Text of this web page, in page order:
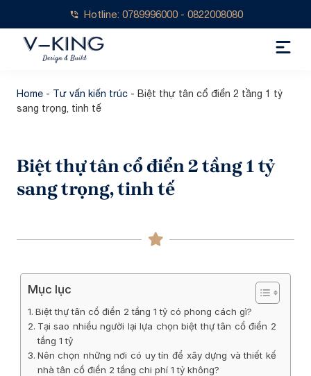
Hotline: 0789996000 - 0822008080
Home - Tư vấn kiến trúc - Biệt thự tân cổ điển 2 tầng 1 tỷ
sang trọng, tinh tế
Biệt thự tân cổ điển 2 tầng 1 tỷ
sang trọng, tinh tế
Mục lục
Biệt thự tân cổ điển 2 tầng 1 tỷ có phong cách gì?
Tại sao nhiều người lại lựa chọn biệt thự tân cổ điển 2
tầng 1 tỷ
Nên chọn những nơi có uy tín để xây dựng và thiết kế
nhà tân cổ điển 2 tầng chi phí 1 tỷ không?